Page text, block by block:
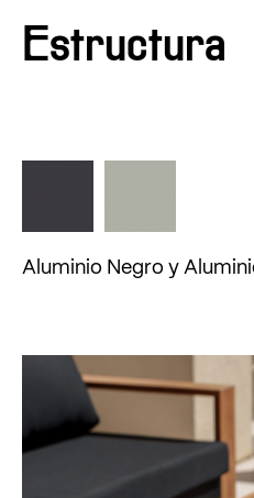
Estructura
Aluminio Negro y